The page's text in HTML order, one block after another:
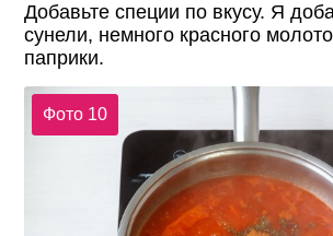
Добавьте специи по вкусу. Я
сунели, немного красного
паприки.
Фото 10